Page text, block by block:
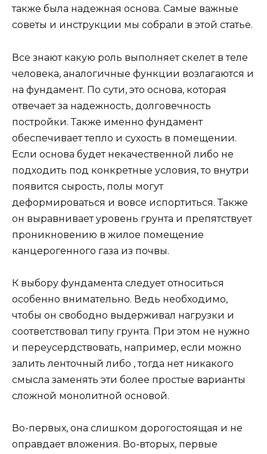
также была надежная основа. Самые важные
советы и инструкции мы собрали в этой статье.
Все знают какую роль выполняет скелет в теле
человека, аналогичные функции возлагаются и
на фундамент. По сути, это основа, которая
отвечает за надежность, долговечность
постройки. Также именно фундамент
обеспечивает тепло и сухость в помещении.
Если основа будет некачественной либо не
подходить под конкретные условия, то внутри
появится сырость, полы могут
деформироваться и вовсе испортиться. Также
он выравнивает уровень грунта и препятствует
проникновению в жилое помещение
канцерогенного газа из почвы.
К выбору фундамента следует относиться
особенно внимательно. Ведь необходимо,
чтобы он свободно выдерживал нагрузки и
соответствовал типу грунта. При этом не нужно
и переусердствовать, например, если можно
залить ленточный либо , тогда нет никакого
смысла заменять эти более простые варианты
сложной монолитной основой.
Во-первых, она слишком дорогостоящая и не
оправдает вложения. Во-вторых, первые